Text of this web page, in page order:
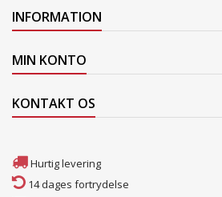
INFORMATION
MIN KONTO
KONTAKT OS
Hurtig levering
14 dages fortrydelse